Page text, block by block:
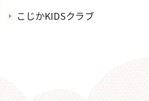
こじかKIDSクラブ